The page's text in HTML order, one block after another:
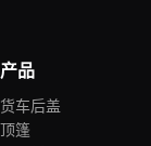
产品
货车后盖
顶篷